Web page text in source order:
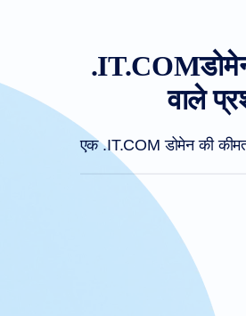
वाले
एक .IT.COM डोमेन की